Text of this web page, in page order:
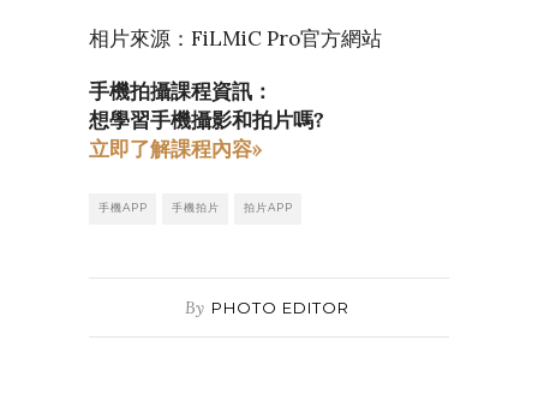
相片來源：FiLMiC Pro官方網站
手機拍攝課程資訊：
想學習手機攝影和拍片嗎?
立即了解課程內容»
手機APP 手機拍片 拍片APP
By PHOTO EDITOR